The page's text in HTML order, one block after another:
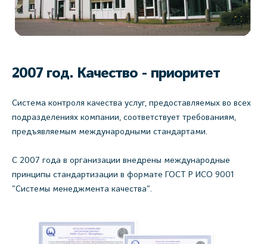
2007 год. Качество - приоритет
Система контроля качества услуг, предоставляемых во всех
подразделениях компании, соответствует требованиям,
предъявляемым международными стандартами.
С 2007 года в организации внедрены международные
принципы стандартизации в формате ГОСТ Р ИСО 9001
"Системы менеджмента качества".